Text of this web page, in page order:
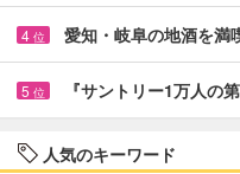
4 位 愛知・岐阜の地酒を
5 位 『サントリー1万人
人気のキーワード